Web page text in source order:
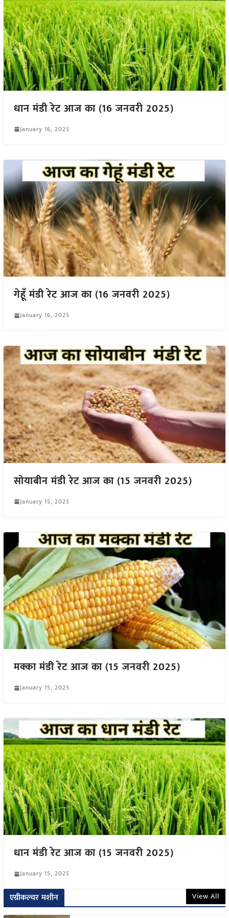
धान मंडी रेट आज का (16 जनवरी 2025)
January 16, 2025
गेहूँ मंडी रेट आज का (16 जनवरी 2025)
January 16, 2025
सोयाबीन मंडी रेट आज का (15 जनवरी 2025)
January 15, 2025
मक्का मंडी रेट आज का (15 जनवरी 2025)
January 15, 2025
धान मंडी रेट आज का (15 जनवरी 2025)
January 15, 2025
एग्रीकल्चर मशीन View All